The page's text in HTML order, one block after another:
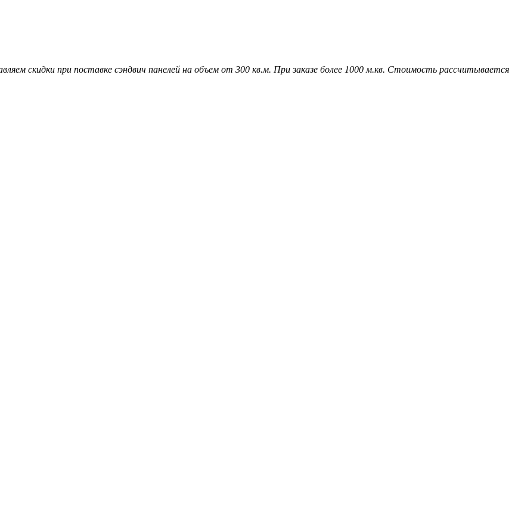
скидки при поставке сэндвич панелей на объем от 300 кв.м. При заказе более 1000 м.кв. Стоимость рассчитывается